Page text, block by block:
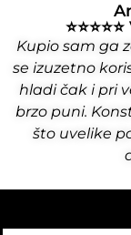
Kupio sam ga
se izuzetno
hladi čak i pri
brzo puni.
što uvelike